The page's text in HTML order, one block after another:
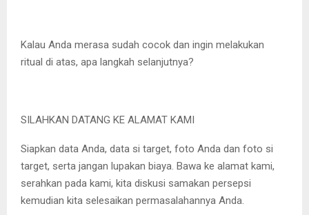
Kalau Anda merasa sudah cocok dan ingin melakukan
ritual di atas, apa langkah selanjutnya?
SILAHKAN DATANG KE ALAMAT KAMI
Siapkan data Anda, data si target, foto Anda dan foto si
target, serta jangan lupakan biaya. Bawa ke alamat kami,
serahkan pada kami, kita diskusi samakan persepsi
kemudian kita selesaikan permasalahannya Anda.